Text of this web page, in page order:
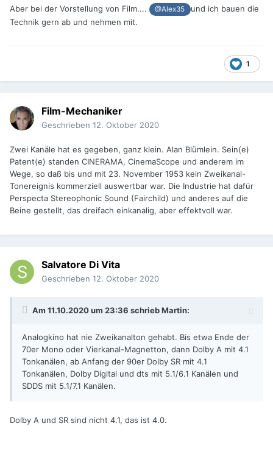
Aber bei der Vorstellung von Film.... @Alex35
und ich bauen die
Technik gern ab und nehmen mit.
1
Film-Mechaniker
Geschrieben 12. Oktober 2020
Zwei Kanäle hat es gegeben, ganz klein. Alan Blümlein. Sein(e)
Patent(e) standen CINERAMA, CinemaScope und anderem im
Wege, so daß bis und mit 23. November 1953 kein Zweikanal-
Tonereignis kommerziell auswertbar war. Die Industrie hat dafür
Perspecta Stereophonic Sound (Fairchild) und anderes auf die
Beine gestellt, das dreifach einkanalig, aber effektvoll war.
Salvatore Di Vita
Geschrieben 12. Oktober 2020
Am 11.10.2020 um 23:36 schriebMartin:
Analogkino hat nie Zweikanalton gehabt. Bis etwa Ende der
70er Mono oder Vierkanal-Magnetton, dann Dolby A mit 4.1
Tonkanälen, ab Anfang der 90er Dolby SR mit 4.1
Tonkanälen, Dolby Digital und dts mit 5.1/6.1 Kanälen und
SDDS mit 5.1/7.1 Kanälen.
Dolby A und SR sind nicht 4.1, das ist 4.0.